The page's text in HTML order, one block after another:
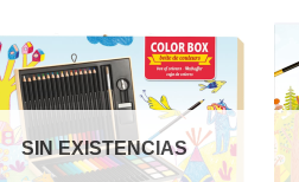
Añadir
a la
lista de
deseos
SIN EXISTENCIAS